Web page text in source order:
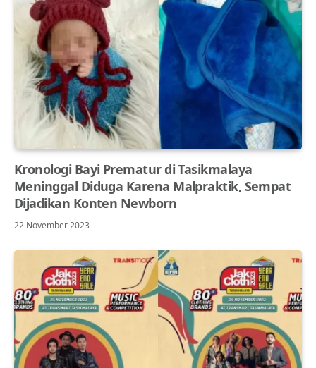
Kronologi Bayi Prematur di Tasikmalaya
Meninggal Diduga Karena Malpraktik, Sempat
Dijadikan Konten Newborn
22 November 2023